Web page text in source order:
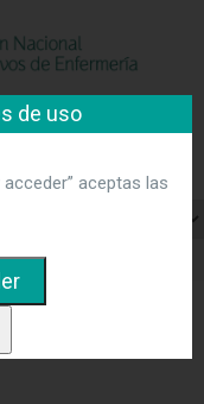
de
Martinez
de uso
aceptas las